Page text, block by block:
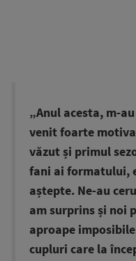
„Anul acesta, m-
venit foarte
văzut și primul
fani ai formatului,
aștepte. Ne-au
am surprins și noi
aproape
cupluri care la